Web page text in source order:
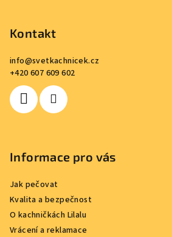
Kontakt
info@svetkachnicek.cz
+420 607 609 602
Informace pro vás
Jak pečovat
Kvalita a bezpečnost
O kachničkách Lilalu
Vrácení a reklamace